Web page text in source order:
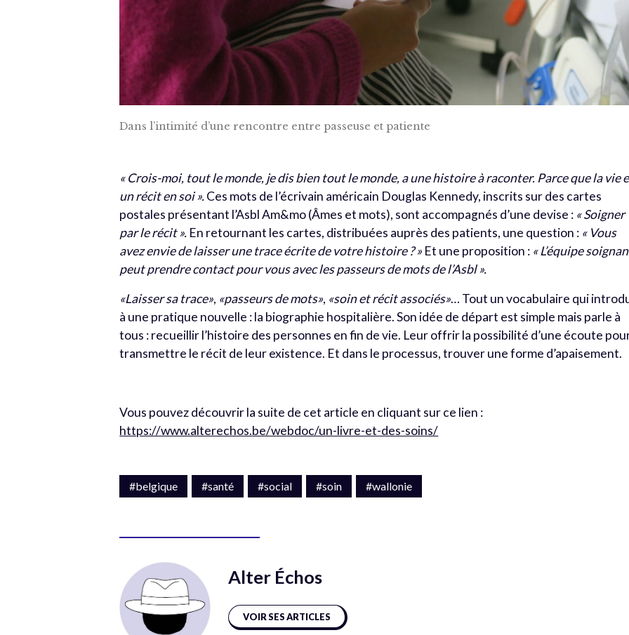
Dans l’intimité d’une rencontre entre passeuse et patiente
« Crois-moi, tout le monde, je dis bien tout le monde, a une histoire à raconter. Parce que la vie
un récit en soi ».Ces mots de l’écrivain américain Douglas Kennedy, inscrits sur des cartes
postales présentant l’Asbl Am&mo (Âmes et mots), sont accompagnés d’une devise : « Soigner
par le récit ». En retournant les cartes, distribuées auprès des patients, une question : « Vous
avez envie de laisser une trace écrite de votre histoire ? » Et une proposition : « L’équipe
peut prendre contact pour vous avec les passeurs de mots de l’Asbl ».
«Laisser sa trace», «passeurs de mots», «soin et récit associés»… Tout un vocabulaire qui
à une pratique nouvelle : la biographie hospitalière. Son idée de départ est simple mais parle à
tous : recueillir l’histoire des personnes en fin de vie. Leur offrir la possibilité d’une écoute
transmettre le récit de leur existence. Et dans le processus, trouver une forme d’apaisement.
Vous pouvez découvrir la suite de cet article en cliquant sur ce lien :
https://www.alterechos.be/webdoc/un-livre-et-des-soins/
#belgique #santé #social #soin #wallonie
Alter Échos
VOIR SES ARTICLES